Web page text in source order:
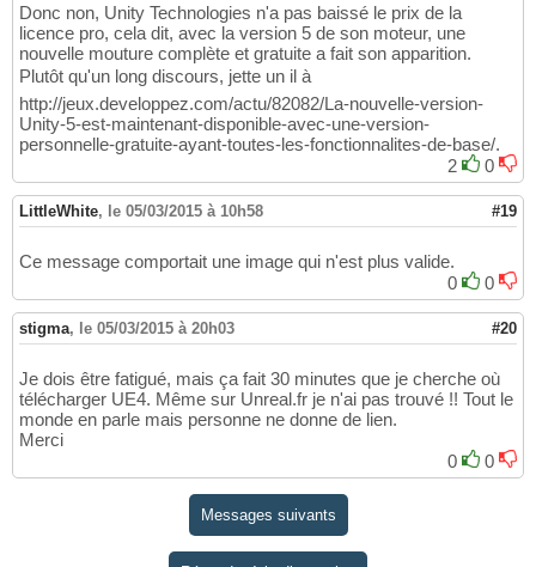
Donc non, Unity Technologies n'a pas baissé le prix de la
licence pro, cela dit, avec la version 5 de son moteur, une
nouvelle mouture complète et gratuite a fait son apparition.
Plutôt qu'un long discours, jette un il à
http://jeux.developpez.com/actu/82082/La-nouvelle-version-
Unity-5-est-maintenant-disponible-avec-une-version-
personnelle-gratuite-ayant-toutes-les-fonctionnalites-de-base/.
2
0
LittleWhite, le 05/03/2015 à 10h58 #19
Ce message comportait une image qui n'est plus valide.
0
0
stigma, le 05/03/2015 à 20h03 #20
Je dois être fatigué, mais ça fait 30 minutes que je cherche où
télécharger UE4. Même sur Unreal.fr je n'ai pas trouvé !! Tout le
monde en parle mais personne ne donne de lien.
Merci
0
0
Messages suivants